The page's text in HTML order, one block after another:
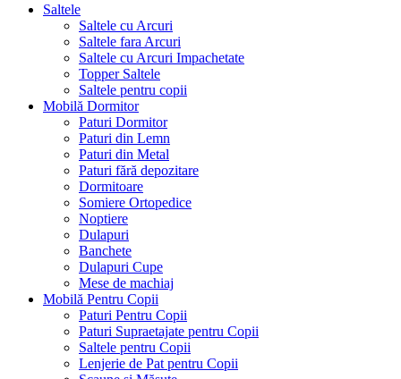
Saltele
Saltele cu Arcuri
Saltele fara Arcuri
Saltele cu Arcuri Impachetate
Topper Saltele
Saltele pentru copii
Mobilă Dormitor
Paturi Dormitor
Paturi din Lemn
Paturi din Metal
Paturi fără depozitare
Dormitoare
Somiere Ortopedice
Noptiere
Dulapuri
Banchete
Dulapuri Cupe
Mese de machiaj
Mobilă Pentru Copii
Paturi Pentru Copii
Paturi Supraetajate pentru Copii
Saltele pentru Copii
Lenjerie de Pat pentru Copii